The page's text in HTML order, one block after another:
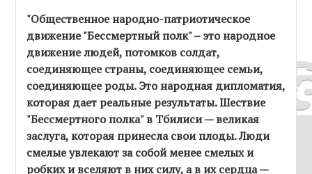
"Общественное народно-патриотическое
движение "Бессмертный полк" – это народное
движение людей, потомков солдат,
соединяющее страны, соединяющее семьи,
соединяющее роды. Это народная дипломатия,
которая дает реальные результаты. Шествие
"Бессмертного полка" в Тбилиси — великая
заслуга, которая принесла свои плоды. Люди
смелые увлекают за собой менее смелых и
робких и вселяют в них силу, а в их сердца —